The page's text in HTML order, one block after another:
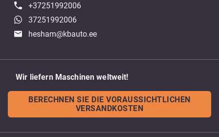
+37251992006
37251992006
hesham@kbauto.ee
Wir liefern Maschinen weltweit!
BERECHNEN SIE DIE VORAUSSICHTLICHEN
VERSANDKOSTEN